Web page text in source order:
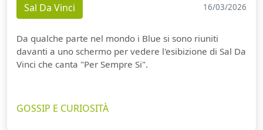
Sal Da Vinci 16/03/2026
Da qualche parte nel mondo i Blue si sono riuniti
davanti a uno schermo per vedere l'esibizione di Sal Da
Vinci che canta "Per Sempre Si".
GOSSIP E CURIOSITÀ